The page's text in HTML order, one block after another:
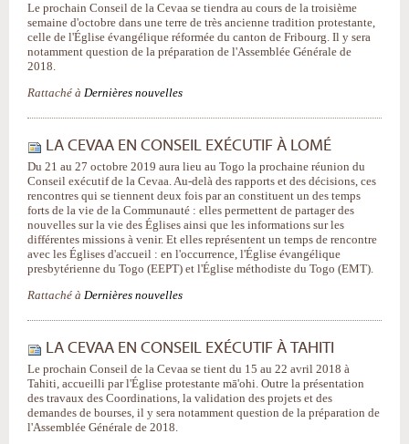
Le prochain Conseil de la Cevaa se tiendra au cours de la troisième
semaine d'octobre dans une terre de très ancienne tradition protestante,
celle de l'Église évangélique réformée du canton de Fribourg. Il y sera
notamment question de la préparation de l'Assemblée Générale de
2018.
Rattaché à Dernières nouvelles
LA CEVAA EN CONSEIL EXÉCUTIF À LOMÉ
Du 21 au 27 octobre 2019 aura lieu au Togo la prochaine réunion du
Conseil exécutif de la Cevaa. Au-delà des rapports et des décisions, ces
rencontres qui se tiennent deux fois par an constituent un des temps
forts de la vie de la Communauté : elles permettent de partager des
nouvelles sur la vie des Églises ainsi que les informations sur les
différentes missions à venir. Et elles représentent un temps de rencontre
avec les Églises d'accueil : en l'occurrence, l'Église évangélique
presbytérienne du Togo (EEPT) et l'Église méthodiste du Togo (EMT).
Rattaché à Dernières nouvelles
LA CEVAA EN CONSEIL EXÉCUTIF À TAHITI
Le prochain Conseil de la Cevaa se tient du 15 au 22 avril 2018 à
Tahiti, accueilli par l'Église protestante mā'ohi. Outre la présentation
des travaux des Coordinations, la validation des projets et des
demandes de bourses, il y sera notamment question de la préparation de
l'Assemblée Générale de 2018.